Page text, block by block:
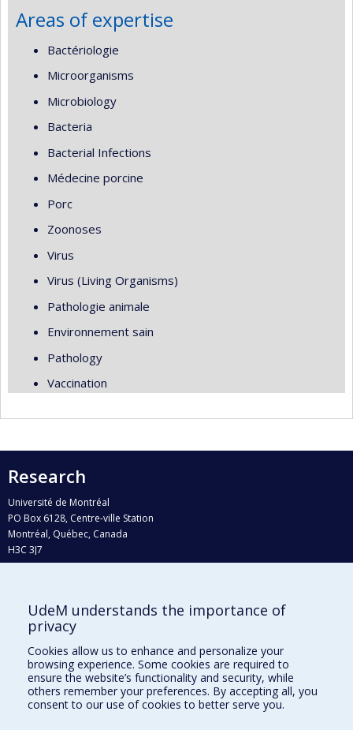
Areas of expertise
Bactériologie
Microorganisms
Microbiology
Bacteria
Bacterial Infections
Médecine porcine
Porc
Zoonoses
Virus
Virus (Living Organisms)
Pathologie animale
Environnement sain
Pathology
Vaccination
Research
Université de Montréal
PO Box 6128, Centre-ville Station
Montréal, Québec, Canada
H3C 3J7
Who does what?
Find us
Site map
Accessibility
UdeM understands the importance of
privacy
Cookies allow us to enhance and personalize your
browsing experience. Some cookies are required to
ensure the website’s functionality and security, while
others remember your preferences. By accepting all, you
consent to our use of cookies to better serve you.